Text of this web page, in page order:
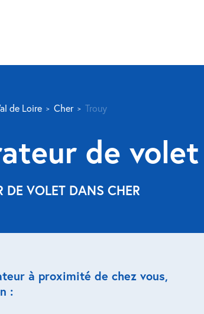
de Loire Cher Trouy
de
DE VOLET DANS CHER
à proximité de chez vous,
: